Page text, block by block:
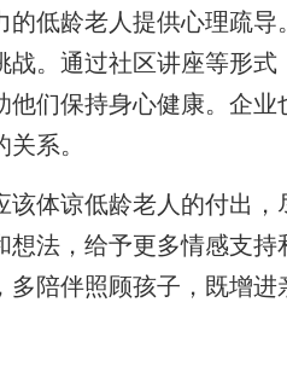
低龄老人提供心理疏导
战。通过社区讲座等形
他们保持身心健康。企
系。
体谅低龄老人的付出，
想法，给予更多情感支
多陪伴照顾孩子，既增